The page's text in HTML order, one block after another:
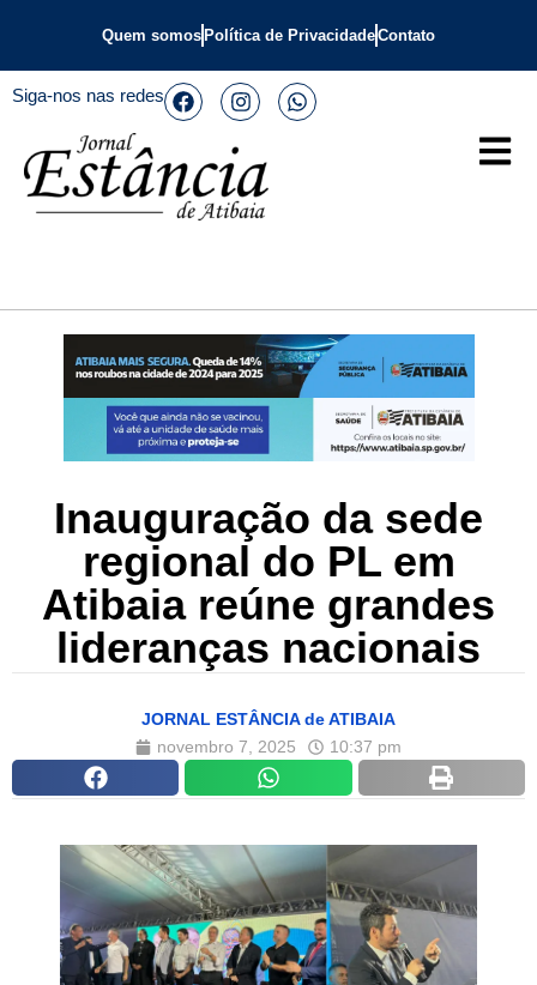
Quem somos Política de PrivacidadeContato
Siga-nos nas redes
Inauguração da sede
regional do PL em
Atibaia reúne grandes
lideranças nacionais
JORNAL ESTÂNCIA de ATIBAIA
novembro 7, 2025
10:37 pm